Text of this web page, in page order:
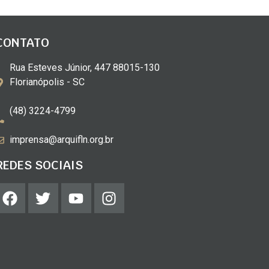
Rua Esteves Júnior, 447 88015-130
Florianópolis - SC
(48) 3224-4799
imprensa@arquifln.org.br
SOCIAIS